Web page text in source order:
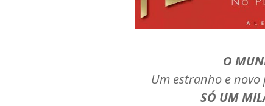
O
Um estranho e
SÓ UM